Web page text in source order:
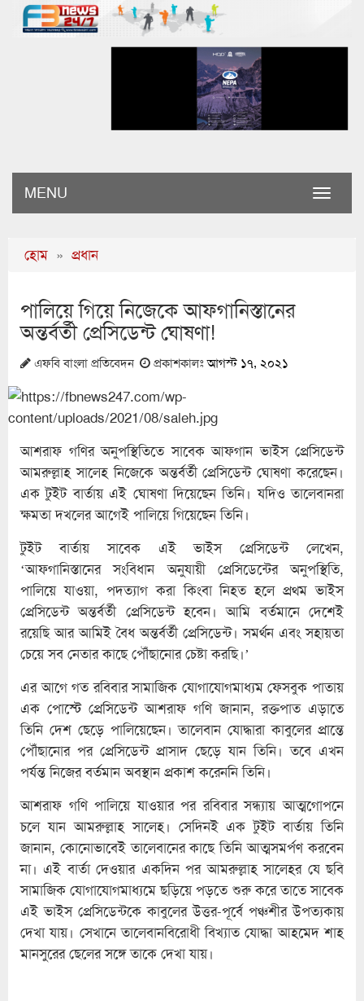
Toggle
MENU
হোম » প্রধান
পালিয়ে গিয়ে নিজেকে আফগানিস্তানের
অন্তর্বর্তী প্রেসিডেন্ট ঘোষণা!
এফবি বাংলা প্রতিবেদন প্রকাশকালঃআগস্ট ১৭, ২০২১
আশরাফ গণির অনুপস্থিতিতে সাবেক আফগান ভাইস প্রেসিডেন্ট
আমরুল্লাহ সালেহ নিজেকে অন্তর্বর্তী প্রেসিডেন্ট ঘোষণা করেছেন।
এক টুইট বার্তায় এই ঘোষণা দিয়েছেন তিনি। যদিও তালেবানরা
ক্ষমতা দখলের আগেই পালিয়ে গিয়েছেন তিনি।
টুইট বার্তায় সাবেক এই ভাইস প্রেসিডেন্ট লেখেন,
‘আফগানিস্তানের সংবিধান অনুযায়ী প্রেসিডেন্টের অনুপস্থিতি,
পালিয়ে যাওয়া, পদত্যাগ করা কিংবা নিহত হলে প্রথম ভাইস
প্রেসিডেন্ট অন্তর্বর্তী প্রেসিডেন্ট হবেন। আমি বর্তমানে দেশেই
রয়েছি আর আমিই বৈধ অন্তর্বর্তী প্রেসিডেন্ট। সমর্থন এবং সহায়তা
চেয়ে সব নেতার কাছে পৌঁছানোর চেষ্টা করছি।’
এর আগে গত রবিবার সামাজিক যোগাযোগমাধ্যম ফেসবুক পাতায়
এক পোস্টে প্রেসিডেন্ট আশরাফ গণি জানান, রক্তপাত এড়াতে
তিনি দেশ ছেড়ে পালিয়েছেন। তালেবান যোদ্ধারা কাবুলের প্রান্তে
পৌঁছানোর পর প্রেসিডেন্ট প্রাসাদ ছেড়ে যান তিনি। তবে এখন
পর্যন্ত নিজের বর্তমান অবস্থান প্রকাশ করেননি তিনি।
আশরাফ গণি পালিয়ে যাওয়ার পর রবিবার সন্ধ্যায় আত্মগোপনে
চলে যান আমরুল্লাহ সালেহ। সেদিনই এক টুইট বার্তায় তিনি
জানান, কোনোভাবেই তালেবানের কাছে তিনি আত্মসমর্পণ করবেন
না। এই বার্তা দেওয়ার একদিন পর আমরুল্লাহ সালেহর যে ছবি
সামাজিক যোগাযোগমাধ্যমে ছড়িয়ে পড়তে শুরু করে তাতে সাবেক
এই ভাইস প্রেসিডেন্টকে কাবুলের উত্তর-পূর্বে পঞ্চশীর উপত্যকায়
দেখা যায়। সেখানে তালেবানবিরোধী বিখ্যাত যোদ্ধা আহমেদ শাহ
মানসুরের ছেলের সঙ্গে তাকে দেখা যায়।